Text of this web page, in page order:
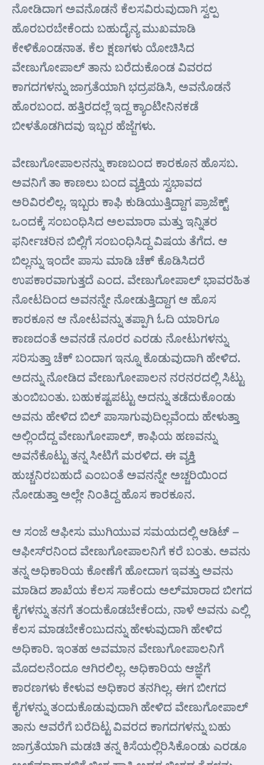
ನೋಡಿದಾಗ ಅವನೊಡನೆ ಕೆಲಸವಿರುವುದಾಗಿ ಸ್ವಲ್ಪ
ಹೊರಬರಬೇಕೆಂದು ಬಹುದೈನ್ಯ ಮುಖಮಾಡಿ
ಕೇಳಿಕೊಂಡನಾತ. ಕೆಲ ಕ್ಷಣಗಳು ಯೋಚಿಸಿದ
ವೇಣುಗೋಪಾಲ್ ತಾನು ಬರೆದುಕೊಂಡ ವಿವರದ
ಕಾಗದಗಳನ್ನು ಜಾಗ್ರತೆಯಾಗಿ ಭದ್ರಪಡಿಸಿ, ಅವನೊಡನೆ
ಹೊರಬಂದ. ಹತ್ತಿರದಲ್ಲೆ ಇದ್ದ ಕ್ಯಾಂಟೀನಿನಕಡೆ
ಬೀಳತೊಡಗಿದವು ಇಬ್ಬರ ಹೆಜ್ಜೆಗಳು.
ವೇಣುಗೋಪಾಲನನ್ನು ಕಾಣಬಂದ ಕಾರಕೂನ ಹೊಸಬ.
ಅವನಿಗೆ ತಾ ಕಾಣಲು ಬಂದ ವ್ಯಕ್ತಿಯ ಸ್ವಭಾವದ
ಅರಿವಿರಲಿಲ್ಲ. ಇಬ್ಬರು ಕಾಫಿ ಕುಡಿಯುತ್ತಿದ್ದಾಗ ಪ್ರಾಜೆಕ್ಟ್
ಒಂದಕ್ಕೆ ಸಂಬಂಧಿಸಿದ ಅಲಮಾರಾ ಮತ್ತು ಇನ್ನಿತರ
ಫರ್ನೀಚರಿನ ಬಿಲ್ಲಿಗೆ ಸಂಬಂಧಿಸಿದ್ದ ವಿಷಯ ತೆಗೆದ. ಆ
ಬಿಲ್ಲನ್ನು ಇಂದೇ ಪಾಸು ಮಾಡಿ ಚೆಕ್ ಕೊಡಿಸಿದರೆ
ಉಪಕಾರವಾಗುತ್ತದೆ ಎಂದ. ವೇಣುಗೋಪಾಲ್‌ ಭಾವರಹಿತ
ನೋಟದಿಂದ ಅವನನ್ನೇ ನೋಡುತ್ತಿದ್ದಾಗ ಆ ಹೊಸ
ಕಾರಕೂನ ಆ ನೋಟವನ್ನು ತಪ್ಪಾಗಿ ಓದಿ ಯಾರಿಗೂ
ಕಾಣದಂತೆ ಅವನಡೆ ನೂರರ ಎರಡು ನೋಟುಗಳನ್ನು
ಸರಿಸುತ್ತಾ ಚೆಕ್ ಬಂದಾಗ ಇನ್ನೂ ಕೊಡುವುದಾಗಿ ಹೇಳಿದ.
ಅದನ್ನು ನೋಡಿದ ವೇಣುಗೋಪಾಲನ ನರನರದಲ್ಲಿ ಸಿಟ್ಟು
ತುಂಬಿಬಂತು. ಬಹುಕಷ್ಟಪಟ್ಟು ಅದನ್ನು ತಡೆದುಕೊಂಡು
ಅವನು ಹೇಳಿದ ಬಿಲ್ ಪಾಸಾಗುವುದಿಲ್ಲವೆಂದು ಹೇಳುತ್ತಾ
ಅಲ್ಲಿಂದೆದ್ದ ವೇಣುಗೋಪಾಲ್, ಕಾಫಿಯ ಹಣವನ್ನು
ಅವನೆಕೊಟ್ಟು ತನ್ನ ಸೀಟಿಗೆ ಮರಳಿದ. ಈ ವ್ಯಕ್ತಿ
ಹುಚ್ಚನಿರಬಹುದೆ ಎಂಬಂತೆ ಅವನನ್ನೇ ಅಚ್ಚರಿಯಿಂದ
ನೋಡುತ್ತಾ ಅಲ್ಲೇ ನಿಂತಿದ್ದ ಹೊಸ ಕಾರಕೂನ.
ಆ ಸಂಜೆ ಆಫೀಸು ಮುಗಿಯುವ ಸಮಯದಲ್ಲಿ ಆಡಿಟ್ –
ಆಫೀಸ್‌ರನಿಂದ ವೇಣುಗೋಪಾಲನಿಗೆ ಕರೆ ಬಂತು. ಅವನು
ತನ್ನ ಅಧಿಕಾರಿಯ ಕೋಣೆಗೆ ಹೋದಾಗ ಇವತ್ತು ಅವನು
ಮಾಡಿದ ಶಾಖೆಯ ಕೆಲಸ ಸಾಕೆಂದು ಅಲ್‌ಮಾರಾದ ಬೀಗದ
ಕೈಗಳನ್ನು ತನಗೆ ತಂದುಕೊಡಬೇಕೆಂದು, ನಾಳೆ ಅವನು ಎಲ್ಲಿ
ಕೆಲಸ ಮಾಡಬೇಕೆಂಬುದನ್ನು ಹೇಳುವುದಾಗಿ ಹೇಳಿದ
ಅಧಿಕಾರಿ. ಇಂತಹ ಅವಮಾನ ವೇಣುಗೋಪಾಲನಿಗೆ
ಮೊದಲನೆಂದೂ ಆಗಿರಲಿಲ್ಲ. ಅಧಿಕಾರಿಯ ಆಜ್ಞೆಗೆ
ಕಾರಣಗಳು ಕೇಳುವ ಅಧಿಕಾರ ತನಗಿಲ್ಲ. ಈಗ ಬೀಗದ
ಕೈಗಳನ್ನು ತಂದುಕೊಡುವುದಾಗಿ ಹೇಳಿದ ವೇಣುಗೋಪಾಲ್
ತಾನು ಆವರೆಗೆ ಬರೆದಿಟ್ಟ ವಿವರದ ಕಾಗದಗಳನ್ನು ಬಹು
ಜಾಗ್ರತೆಯಾಗಿ ಮಡಚಿ ತನ್ನ ಕಿಸೆಯಲ್ಲಿರಿಸಿಕೊಂಡು ಎರಡೂ